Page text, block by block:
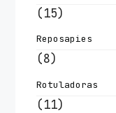
(15)
Reposapies
(8)
Rotuladoras
(11)